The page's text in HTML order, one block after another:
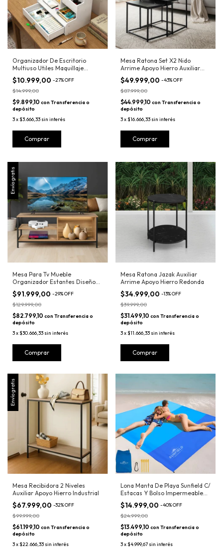
Organizador De Escritorio
Multiuso Utiles Maquillaje
Lapices
$10.999,00 -27%OFF
$14.999,00
$9.899,10 con Transferencia o
depósito
3x$3.666,33 sin interés
Mesa Ratona Set X2 Nido
Arrime Apoyo Hierro Auxiliar
Living
$49.999,00 -43%OFF
$87.999,00
$44.999,10 con Transferencia o
depósito
3x$16.666,33 sin interés
Comprar
Envío gratis
Mesa Para Tv Mueble
Organizador Estantes Diseño
Industrial
$91.999,00 -29%OFF
$129.999,00
$82.799,10 con Transferencia o
depósito
3x$30.666,33 sin interés
Comprar
Mesa Ratona Jazak Auxiliar
Arrime Apoyo Hierro Redonda
$34.999,00 -13%OFF
$39.999,00
$31.499,10 con Transferencia o
depósito
3x$11.666,33 sin interés
Comprar
Envío gratis
Mesa Recibidora 2 Niveles
Auxiliar Apoyo Hierro Industrial
$67.999,00 -32%OFF
$99.999,00
$61.199,10 con Transferencia o
depósito
3x$22.666,33 sin interés
Lona Manta De Playa Sunfield C/
Estacas Y Bolso Impermeable
Azul
$14.999,00 -40%OFF
$24.999,00
$13.499,10 con Transferencia o
depósito
3x$4.999,67 sin interés